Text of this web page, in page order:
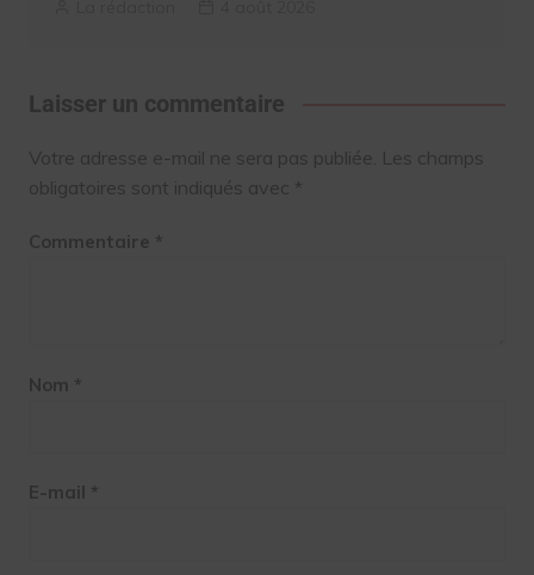
Laisser un commentaire
Votre adresse e-mail ne sera pas publiée. Les champs
obligatoires sont indiqués avec *
Commentaire *
Nom *
E-mail *